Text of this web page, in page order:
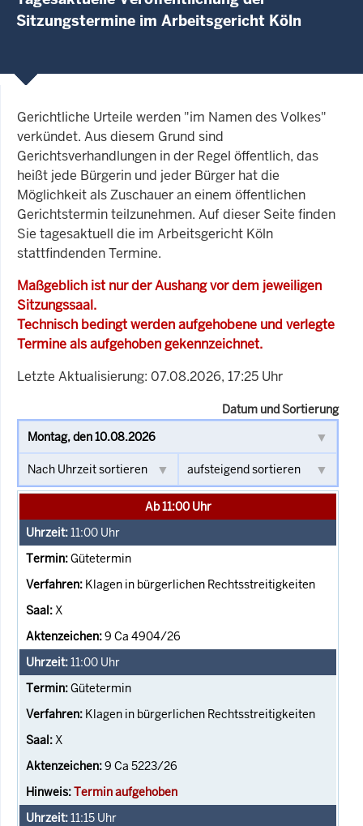
Sitzungstermine im Arbeitsgericht Köln
Gerichtliche Urteile werden "im Namen des Volkes"
verkündet. Aus diesem Grund sind
Gerichtsverhandlungen in der Regel öffentlich, das
heißt jede Bürgerin und jeder Bürger hat die
Möglichkeit als Zuschauer an einem öffentlichen
Gerichtstermin teilzunehmen. Auf dieser Seite finden
Sie tagesaktuell die im Arbeitsgericht Köln
stattfindenden Termine.
Maßgeblich ist nur der Aushang vor dem jeweiligen
Sitzungssaal.
Technisch bedingt werden aufgehobene und verlegte
Termine als aufgehoben gekennzeichnet.
Letzte Aktualisierung: 07.08.2026, 17:25 Uhr
Datum und Sortierung
Ab 11:00 Uhr
11:00 Uhr
Gütetermin
Klagen in bürgerlichen Rechtsstreitigkeiten
X
9 Ca 4904/26
11:00 Uhr
Gütetermin
Klagen in bürgerlichen Rechtsstreitigkeiten
X
9 Ca 5223/26
Termin aufgehoben
11:15 Uhr